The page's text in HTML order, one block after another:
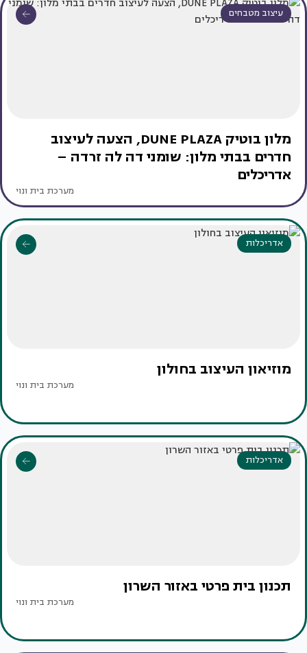
עיצוב מטבחים
מלון בוטיק DUNE PLAZA, הצעה לעיצוב
חדרים בבתי מלון: שומני דה לה זרדה –
אדריכלים
מערכת בית ונוי
אדריכלות
מוזיאון העיצוב בחולון
מערכת בית ונוי
אדריכלות
תכנון בית פרטי באזור השרון
מערכת בית ונוי